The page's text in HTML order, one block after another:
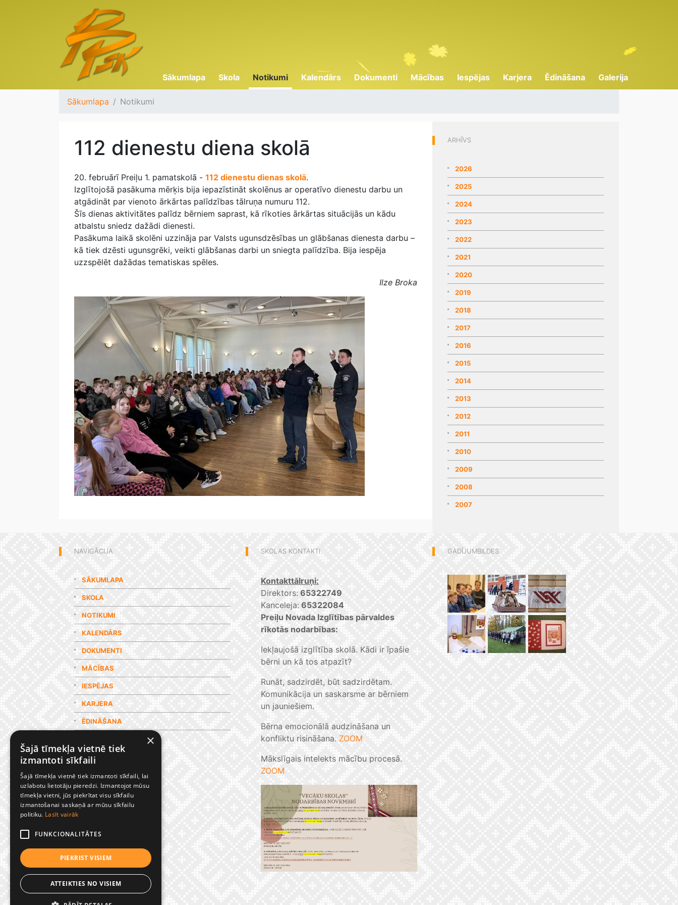
Sākumlapa Skola Notikumi Kalendārs Dokumenti Mācības Iespējas Karjera Ēdināšana Galerija
Sākumlapa Notikumi
112 dienestu diena skolā
20. februārī Preiļu 1. pamatskolā - 112 dienestu dienas skolā.
Izglītojošā pasākuma mērķis bija iepazīstināt skolēnus ar operatīvo dienestu darbu un
atgādināt par vienoto ārkārtas palīdzības tālruņa numuru 112.
Šīs dienas aktivitātes palīdz bērniem saprast, kā rīkoties ārkārtas situācijās un kādu
atbalstu sniedz dažādi dienesti.
Pasākuma laikā skolēni uzzināja par Valsts ugunsdzēsības un glābšanas dienesta darbu –
kā tiek dzēsti ugunsgrēki, veikti glābšanas darbi un sniegta palīdzība. Bija iespēja
uzzspēlēt dažādas tematiskas spēles.
Ilze Broka
ARHĪVS
2026
2025
2024
2023
2022
2021
2020
2019
2018
2017
2016
2015
2014
2013
2012
2011
2010
2009
2008
2007
NAVIGĀCIJA
SĀKUMLAPA
SKOLA
NOTIKUMI
KALENDĀRS
DOKUMENTI
MĀCĪBAS
IESPĒJAS
KARJERA
ĒDINĀŠANA
SKOLAS KONTAKTI
Kontakttālruņi:
Direktors: 65322749
Kanceleja: 65322084
Preiļu Novada Izglītības pārvaldes
rīkotās nodarbības:
Iekļaujošā izglītība skolā. Kādi ir īpašie
bērni un kā tos atpazīt?
Runāt, sadzirdēt, būt sadzirdētam.
Komunikācija un saskarsme ar bērniem
un jauniešiem.
Bērna emocionālā audzināšana un
konfliktu risināšana. ZOOM
Mākslīgais intelekts mācību procesā.
ZOOM
GADĪJUMBILDES
×
Šajā tīmekļa vietnē tiek
izmantoti sīkfaili
Šajā tīmekļa vietnē tiek izmantoti sīkfaili, lai
uzlabotu lietotāju pieredzi. Izmantojot mūsu
tīmekļa vietni, jūs piekrītat visu sīkfailu
izmantošanai saskaņā ar mūsu sīkfailu
politiku. Lasīt vairāk
FUNKCIONALITĀTES
PIEKRIST VISIEM
ATTEIKTIES NO VISIEM